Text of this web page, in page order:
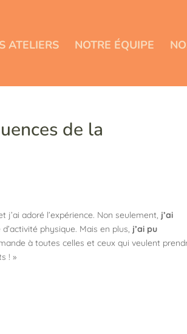
ATELIERS NOTRE ÉQUIPE
de la
adoré l’expérience. Non seulement, j’ai
physique. Mais en plus, j’ai pu
à toutes celles et ceux qui veulent
! »